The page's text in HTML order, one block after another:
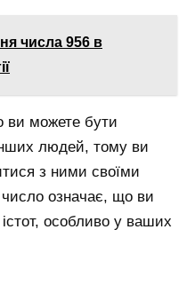
числа 956 в
ви можете бути
людей, тому ви
з ними своїми
означає, що ви
особливо у ваших